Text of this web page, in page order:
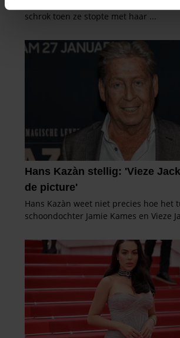
intrekken in de Cookieverklaring.
personaliseren, om functies voor social
en om ons websiteverkeer te
informatie over uw gebruik van onze site
partners voor social media, adverteren
partners kunnen deze gegevens
informatie die u aan ze heeft verstrekt of
verzameld op basis van uw gebruik van
gaat akkoord met onze cookies als u
gebruiken.